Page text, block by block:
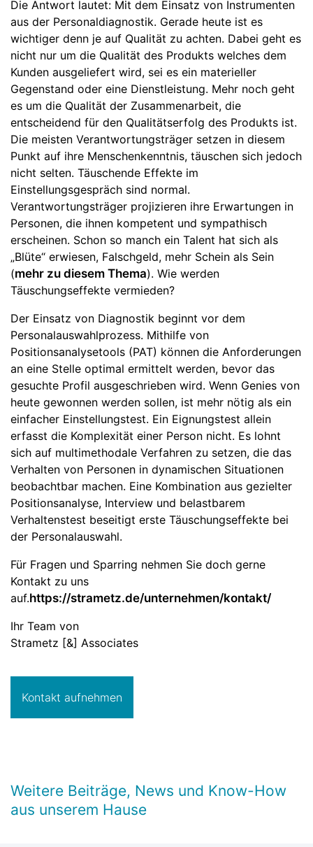
Die Antwort lautet: Mit dem Einsatz von Instrumenten
aus der Personaldiagnostik. Gerade heute ist es
wichtiger denn je auf Qualität zu achten. Dabei geht es
nicht nur um die Qualität des Produkts welches dem
Kunden ausgeliefert wird, sei es ein materieller
Gegenstand oder eine Dienstleistung. Mehr noch geht
es um die Qualität der Zusammenarbeit, die
entscheidend für den Qualitätserfolg des Produkts ist.
Die meisten Verantwortungsträger setzen in diesem
Punkt auf ihre Menschenkenntnis, täuschen sich jedoch
nicht selten. Täuschende Effekte im
Einstellungsgespräch sind normal.
Verantwortungsträger projizieren ihre Erwartungen in
Personen, die ihnen kompetent und sympathisch
erscheinen. Schon so manch ein Talent hat sich als
„Blüte“ erwiesen, Falschgeld, mehr Schein als Sein
(mehr zu diesem Thema). Wie werden
Täuschungseffekte vermieden?
Der Einsatz von Diagnostik beginnt vor dem
Personalauswahlprozess. Mithilfe von
Positionsanalysetools (PAT) können die Anforderungen
an eine Stelle optimal ermittelt werden, bevor das
gesuchte Profil ausgeschrieben wird. Wenn Genies von
heute gewonnen werden sollen, ist mehr nötig als ein
einfacher Einstellungstest. Ein Eignungstest allein
erfasst die Komplexität einer Person nicht. Es lohnt
sich auf multimethodale Verfahren zu setzen, die das
Verhalten von Personen in dynamischen Situationen
beobachtbar machen. Eine Kombination aus gezielter
Positionsanalyse, Interview und belastbarem
Verhaltenstest beseitigt erste Täuschungseffekte bei
der Personalauswahl.
Für Fragen und Sparring nehmen Sie doch gerne
Kontakt zu uns
auf.https://strametz.de/unternehmen/kontakt/
Ihr Team von
Strametz [&] Associates
Kontakt aufnehmen
Weitere Beiträge, News und Know-How
aus unserem Hause